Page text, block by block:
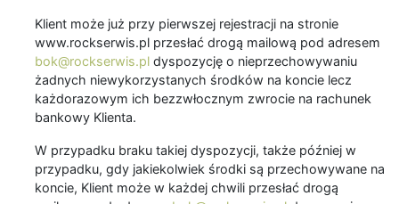
Klient może już przy pierwszej rejestracji na stronie
www.rockserwis.pl przesłać drogą mailową pod adresem
bok@rockserwis.pl dyspozycję o nieprzechowywaniu
żadnych niewykorzystanych środków na koncie lecz
każdorazowym ich bezzwłocznym zwrocie na rachunek
bankowy Klienta.
W przypadku braku takiej dyspozycji, także później w
przypadku, gdy jakiekolwiek środki są przechowywane na
koncie, Klient może w każdej chwili przesłać drogą